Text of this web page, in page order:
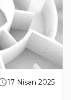
17 Nisan 2025